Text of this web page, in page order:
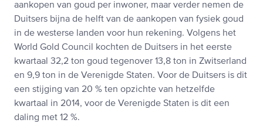
aankopen van goud per inwoner, maar verder nemen de
Duitsers bijna de helft van de aankopen van fysiek goud
in de westerse landen voor hun rekening. Volgens het
World Gold Council kochten de Duitsers in het eerste
kwartaal 32,2 ton goud tegenover 13,8 ton in Zwitserland
en 9,9 ton in de Verenigde Staten. Voor de Duitsers is dit
een stijging van 20 % ten opzichte van hetzelfde
kwartaal in 2014, voor de Verenigde Staten is dit een
daling met 12 %.